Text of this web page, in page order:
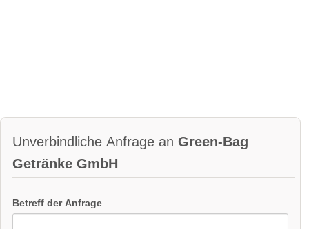
Unverbindliche Anfrage an Green-Bag
Getränke GmbH
Betreff der Anfrage